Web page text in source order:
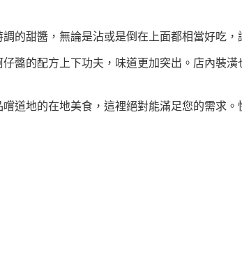
的甜醬，無論是沾或是倒在上面都相當好吃，
醬的配方上下功夫，味道更加突出。店內裝
道地的在地美食，這裡絕對能滿足您的需求